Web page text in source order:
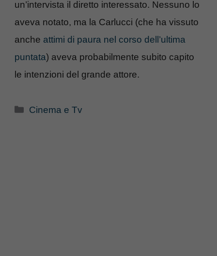
un’intervista il diretto interessato. Nessuno lo
aveva notato, ma la Carlucci (che ha vissuto
anche attimi di paura nel corso dell’ultima
puntata) aveva probabilmente subito capito
le intenzioni del grande attore.
Categorie
Cinema e Tv